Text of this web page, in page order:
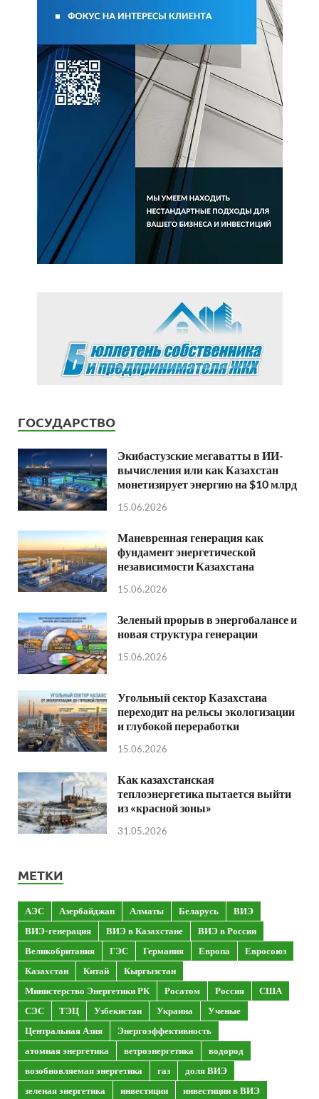
ГОСУДАРСТВО
Экибастузские мегаватты в ИИ-
вычисления или как Казахстан
монетизирует энергию на $10 млрд
15.06.2026
Маневренная генерация как
фундамент энергетической
независимости Казахстана
15.06.2026
Зеленый прорыв в энергобалансе и
новая структура генерации
15.06.2026
Угольный сектор Казахстана
переходит на рельсы экологизации
и глубокой переработки
15.06.2026
Как казахстанская
теплоэнергетика пытается выйти
из «красной зоны»
31.05.2026
МЕТКИ
АЭС Азербайджан Алматы Беларусь
ВИЭ
ВИЭ-генерация
ВИЭ в Казахстане
ВИЭ в России
Великобритания
ГЭС Германия Европа
Евросоюз
Казахстан
Китай
Кыргызстан
Министерство Энергетики РК
Росатом Россия
США
СЭС
ТЭЦ Узбекистан Украина
Ученые
Центральная Азия
Энергоэффективность
атомная энергетика
ветроэнергетика
водород
возобновляемая энергетика
газ
доля ВИЭ
зеленая энергетика
инвестиции
инвестиции в ВИЭ